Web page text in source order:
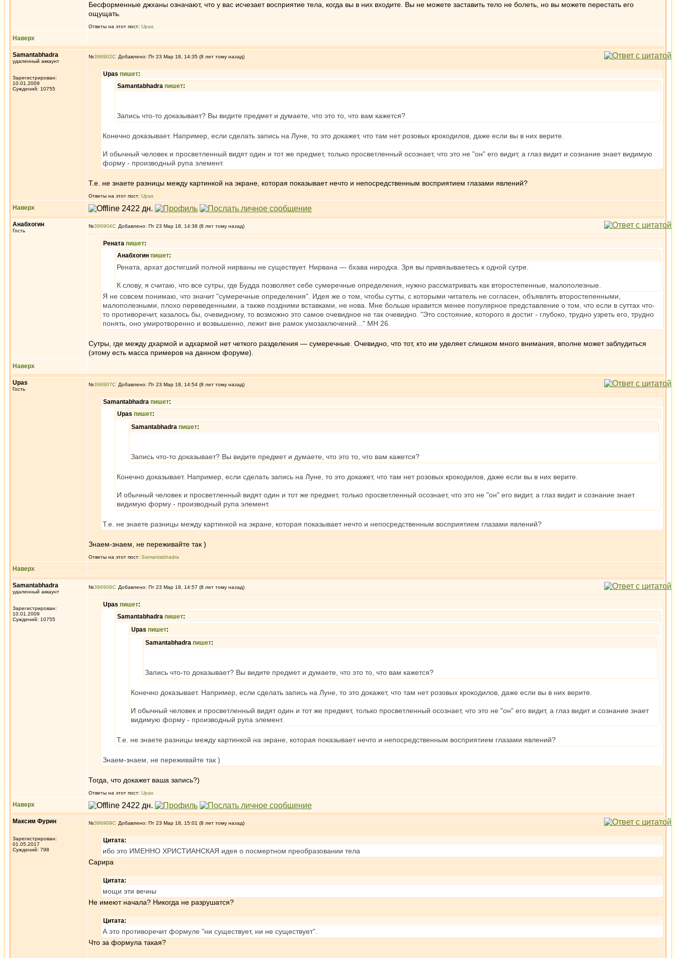
Бесформенные джханы означают, что у вас исчезает восприятие тела, когда вы в них входите. Вы не можете заставить тело не болеть, но вы можете перестать его
ощущать.
Ответы на этот пост: Upas
Наверх
Samantabhadra
удаленный аккаунт
Зарегистрирован:
10.01.2009
Суждений: 10755
№396902 Добавлено: Пт 23 Мар 18, 14:35 (8 лет тому назад)
Upas пишет:
Samantabhadra пишет:
Запись что-то доказывает? Вы видите предмет и думаете, что это то, что вам кажется?
Конечно доказывает. Например, если сделать запись на Луне, то это докажет, что там нет розовых крокодилов, даже если вы в них верите.
И обычный человек и просветленный видят один и тот же предмет, только просветленный осознает, что это не "он" его видит, а глаз видит и сознание знает видимую
форму - производный рупа элемент.
Т.е. не знаете разницы между картинкой на экране, которая показывает нечто и непосредственным восприятием глазами явлений?
Ответы на этот пост: Upas
Наверх
Анабхогин
Гость
№396904 Добавлено: Пт 23 Мар 18, 14:38 (8 лет тому назад)
Рената пишет:
Анабхогин пишет:
Рената, архат достигший полной нирваны не существует. Нирвана — бхава ниродха. Зря вы привязываетесь к одной сутре.
К слову, я считаю, что все сутры, где Будда позволяет себе сумеречные определения, нужно рассматривать как второстепенные, малополезные.
Я не совсем понимаю, что значит "сумеречные определения". Идея же о том, чтобы сутты, с которыми читатель не согласен, объявлять второстепенными,
малополезными, плохо переведенными, а также поздними вставками, не нова. Мне больше нравится менее популярное представление о том, что если в суттах что-
то противоречит, казалось бы, очевидному, то возможно это самое очевидное не так очевидно. "Это состояние, которого я достиг - глубоко, трудно узреть его, трудно
понять, оно умиротворенно и возвышенно, лежит вне рамок умозаключений..." МН 26.
Сутры, где между дхармой и адхармой нет четкого разделения — сумеречные. Очевидно, что тот, кто им уделяет слишком много внимания, вполне может заблудиться
(этому есть масса примеров на данном форуме).
Наверх
Upas
Гость
№396907 Добавлено: Пт 23 Мар 18, 14:54 (8 лет тому назад)
Samantabhadra пишет:
Upas пишет:
Samantabhadra пишет:
Запись что-то доказывает? Вы видите предмет и думаете, что это то, что вам кажется?
Конечно доказывает. Например, если сделать запись на Луне, то это докажет, что там нет розовых крокодилов, даже если вы в них верите.
И обычный человек и просветленный видят один и тот же предмет, только просветленный осознает, что это не "он" его видит, а глаз видит и сознание знает
видимую форму - производный рупа элемент.
Т.е. не знаете разницы между картинкой на экране, которая показывает нечто и непосредственным восприятием глазами явлений?
Знаем-знаем, не переживайте так )
Ответы на этот пост: Samantabhadra
Наверх
Samantabhadra
удаленный аккаунт
Зарегистрирован:
10.01.2009
Суждений: 10755
№396908 Добавлено: Пт 23 Мар 18, 14:57 (8 лет тому назад)
Upas пишет:
Samantabhadra пишет:
Upas пишет:
Samantabhadra пишет:
Запись что-то доказывает? Вы видите предмет и думаете, что это то, что вам кажется?
Конечно доказывает. Например, если сделать запись на Луне, то это докажет, что там нет розовых крокодилов, даже если вы в них верите.
И обычный человек и просветленный видят один и тот же предмет, только просветленный осознает, что это не "он" его видит, а глаз видит и сознание знает
видимую форму - производный рупа элемент.
Т.е. не знаете разницы между картинкой на экране, которая показывает нечто и непосредственным восприятием глазами явлений?
Знаем-знаем, не переживайте так )
Тогда, что докажет ваша запись?)
Ответы на этот пост: Upas
Наверх
Максим Фурин
Зарегистрирован:
01.05.2017
Суждений: 798
№396909 Добавлено: Пт 23 Мар 18, 15:01 (8 лет тому назад)
Цитата:
ибо это ИМЕННО ХРИСТИАНСКАЯ идея о посмертном преобразовании тела
Сарира
Цитата:
мощи эти вечны
Не имеют начала? Никогда не разрушатся?
Цитата:
А это противоречит формуле "ни существует, ни не существует".
Что за формула такая?